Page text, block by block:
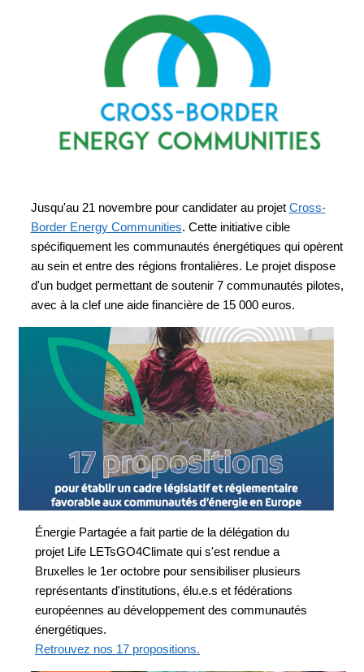
Jusqu'au 21 novembre pour candidater au projet Cross-
Border Energy Communities. Cette initiative cible
spécifiquement les communautés énergétiques qui opèrent
au sein et entre des régions frontalières. Le projet dispose
d'un budget permettant de soutenir 7 communautés pilotes,
avec à la clef une aide financière de 15 000 euros.
Énergie Partagée a fait partie de la délégation du
projet Life LETsGO4Climate qui s'est rendue a
Bruxelles le 1er octobre pour sensibiliser plusieurs
représentants d'institutions, élu.e.s et fédérations
européennes au développement des communautés
énergétiques.
Retrouvez nos 17 propositions.